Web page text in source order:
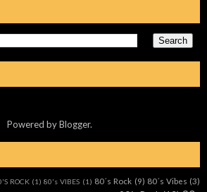
Powered byBlogger.
ROCK (1) 80's VIBES (1) 80´s Rock (9) 80´s Vibes (3)